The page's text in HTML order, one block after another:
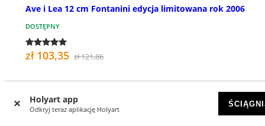
Holyart app
Odkryj teraz aplikację Holyart
Ave i Lea 12 cm Fontanini edycja limitowana rok 2006
DOSTĘPNY
zł 103,35 zł 121,86